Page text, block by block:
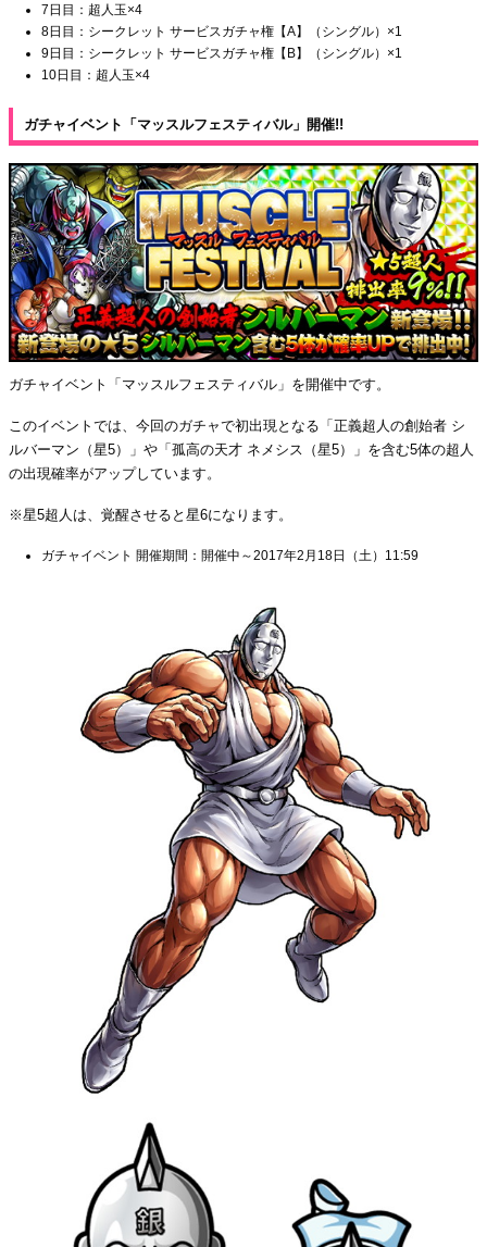
7日目：超人玉×4
8日目：シークレット サービスガチャ権【A】（シングル）×1
9日目：シークレット サービスガチャ権【B】（シングル）×1
10日目：超人玉×4
ガチャイベント「マッスルフェスティバル」開催!!
ガチャイベント「マッスルフェスティバル」を開催中です。
このイベントでは、今回のガチャで初出現となる「正義超人の創始者 シ
ルバーマン（星5）」や「孤高の天才 ネメシス（星5）」を含む5体の超人
の出現確率がアップしています。
※星5超人は、覚醒させると星6になります。
ガチャイベント 開催期間：開催中～2017年2月18日（土）11:59